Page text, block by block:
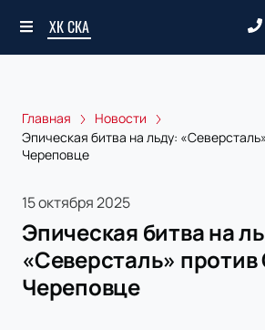
ХК СКА
Главная
Новости
Эпическая битва на льду:
Череповце
15 октября 2025
Эпическая битва на
«Северсталь»
Череповце